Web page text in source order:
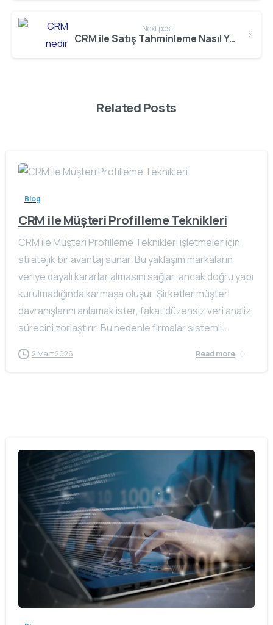
Next post
CRM ile Satış Tahminleme Nasıl Yapılır?
Related Posts
Blog
CRM ile Müşteri Profilleme Teknikleri
CRM ile Müşteri Profilleme Teknikleri işletmeler için
stratejik bir avantaj sunar. Bu yaklaşım markaların
veriye dayalı kararlar almasını sağlar, ancak doğru yapı
kurulmadığında karmaşa oluşur. Şirketler müşteri
davranışlarını anlamak ister, fakat düzensiz veri analiz
sürecini zorlaştırır. Bu nedenle firmalar sistemli...
2 Mart 2026 Read more